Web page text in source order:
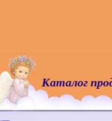
Каталог